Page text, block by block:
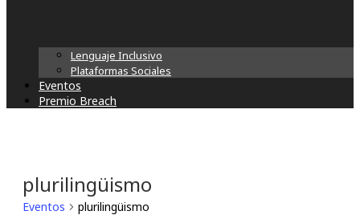
Lenguaje Inclusivo
Plataformas Sociales
Eventos
Premio Breach
plurilingüismo
Eventos plurilingüismo